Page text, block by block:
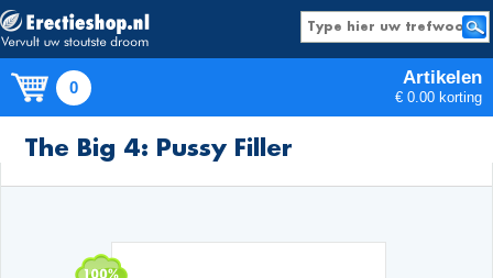
0 Artikelen
€ 0.00 korting
Producten
The Big 4: Pussy Filler